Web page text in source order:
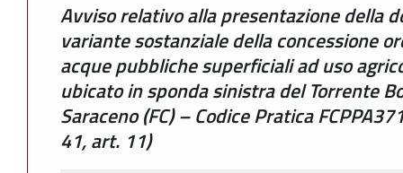
Avviso relativo alla presentazione della
variante sostanziale della concessione
acque pubbliche superficiali ad uso
ubicato in sponda sinistra del Torrente
Saraceno (FC) – Codice Pratica
41, art. 11)